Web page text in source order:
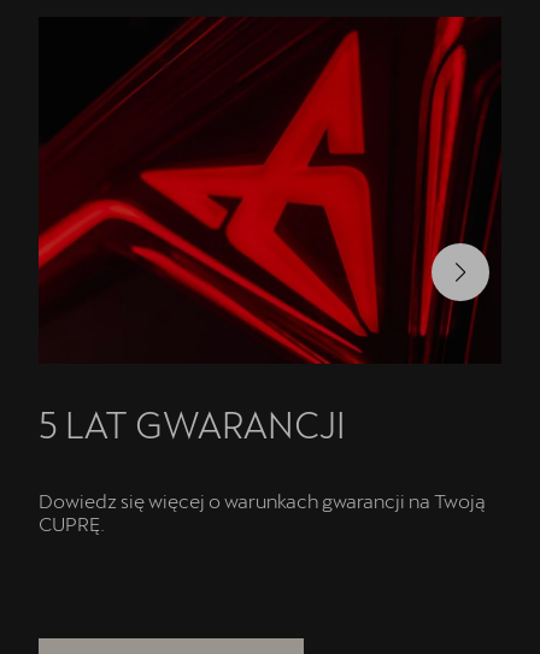
5 LAT GWARANCJI
Dowiedz się więcej o warunkach gwarancji na Twoją
CUPRĘ.